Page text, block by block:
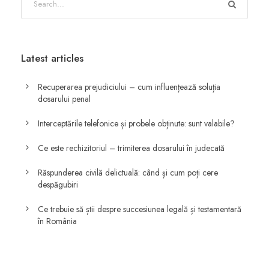
Latest articles
Recuperarea prejudiciului – cum influențează soluția
dosarului penal
Interceptările telefonice și probele obținute: sunt valabile?
Ce este rechizitoriul – trimiterea dosarului în judecată
Răspunderea civilă delictuală: când și cum poți cere
despăgubiri
Ce trebuie să știi despre succesiunea legală și testamentară
în România